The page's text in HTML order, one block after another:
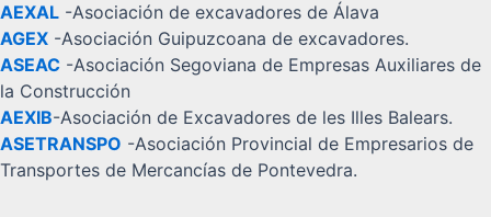
AEXAL -Asociación de excavadores de Álava
AGEX -Asociación Guipuzcoana de excavadores.
ASEAC -Asociación Segoviana de Empresas Auxiliares de
la Construcción
AEXIB-Asociación de Excavadores de les Illes Balears.
ASETRANSPO -Asociación Provincial de Empresarios de
Transportes de Mercancías de Pontevedra.